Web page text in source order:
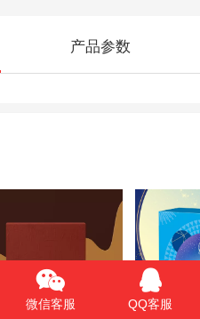
产品参数
云中秋礼盒 秋悦潮
微信客服 QQ客服